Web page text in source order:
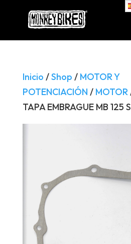
Búsqueda
productos
Inicio /Shop / MOTOR Y
POTENCIACIÓN / MOTOR
TAPA EMBRAGUE MB 125